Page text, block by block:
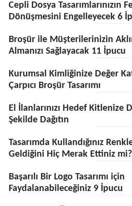
Cepli Dosya Tasarımlarınızın
Dönüşmesini Engelleyecek 6
Broşür ile Müşterilerinizin
Almanızı Sağlayacak 11 İpucu
Kurumsal Kimliğinize Değer
Çarpıcı Broşür Tasarımı
El İlanlarınızı Hedef Kitlenize
Şekilde Dağıtın
Tasarımda Kullandığınız
Geldiğini Hiç Merak Ettiniz mi?
Başarılı Bir Logo Tasarımı için
Faydalanabileceğiniz 9 İpucu